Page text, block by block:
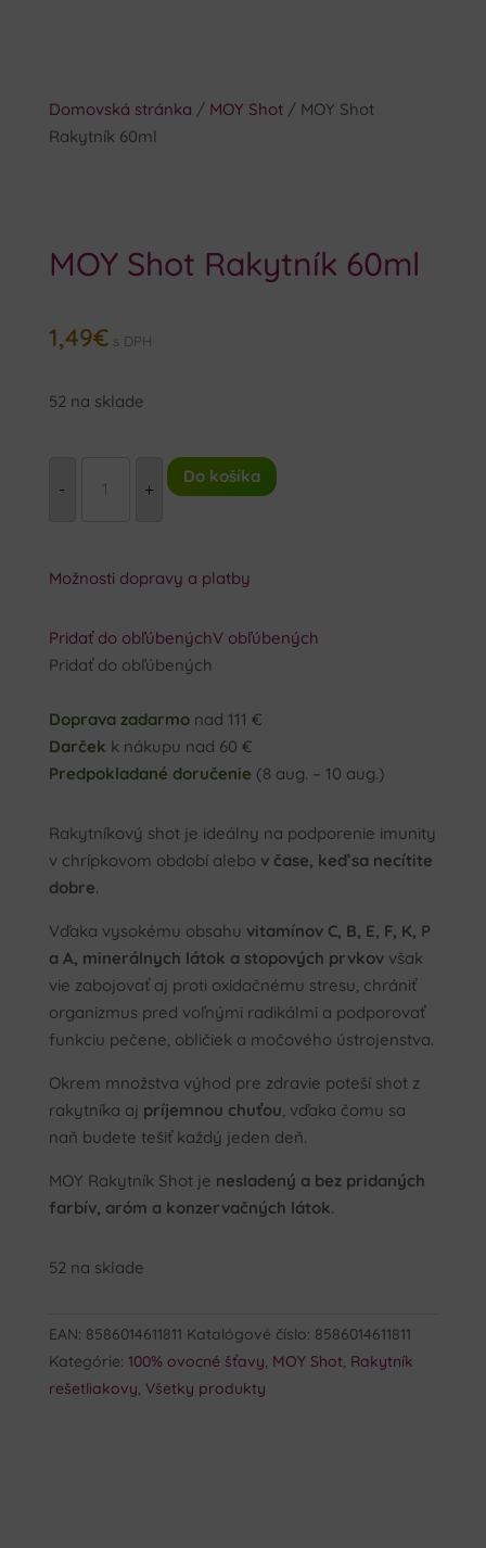
Domovská stránka / MOY Shot/ MOY Shot
Rakytník 60ml
MOY Shot Rakytník 60ml
1,49€s DPH
52 na sklade
-
SHOT
+
Do košíka
Možnosti dopravy a platby
Pridať do obľúbenýchV obľúbených
Pridať do obľúbených
Doprava zadarmonad 111 €
Darček k nákupu nad 60 €
Predpokladané doručenie (8 aug. – 10 aug.)
Rakytníkový shot je ideálny na podporenie imunity
v chrípkovom období alebo v čase, keď sa necítite
dobre.
Vďaka vysokému obsahu vitamínov C, B, E, F, K, P
a A, minerálnych látok a stopových prvkovvšak
vie zabojovať aj proti oxidačnému stresu, chrániť
organizmus pred voľnými radikálmi a podporovať
funkciu pečene, obličiek a močového ústrojenstva.
Okrem množstva výhod pre zdravie poteší shot z
rakytníka aj príjemnou chuťou , vďaka čomu sa
naň budete tešiť každý jeden deň.
MOY Rakytník Shot je nesladený a bez pridaných
farbív, aróm a konzervačných látok.
52 na sklade
EAN: 8586014611811 Katalógové číslo: 8586014611811
Kategórie: 100% ovocné šťavy, MOY Shot, Rakytník
rešetliakovy, Všetky produkty